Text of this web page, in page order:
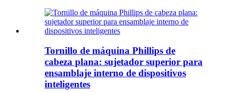
Tornillo de máquina Phillips de
cabeza plana: sujetador superior para
ensamblaje interno de dispositivos
inteligentes